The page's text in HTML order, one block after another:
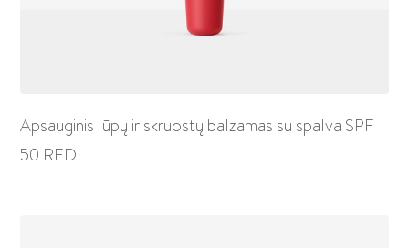
Apsauginis lūpų ir skruostų balzamas su spalva SPF
50 RED